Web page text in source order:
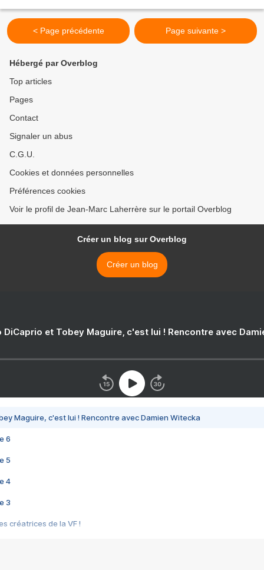
< Page précédente Page suivante >
Hébergé par Overblog
Top articles
Pages
Contact
Signaler un abus
C.G.U.
Cookies et données personnelles
Préférences cookies
Voir le profil de Jean-Marc Laherrère sur le portail Overblog
Créer un blog sur Overblog
Créer un blog
DiCaprio et Tobey Maguire, c'est lui ! Rencontre avec
Maguire, c'est lui ! Rencontre avec Damien Witecka
6
5
4
3
créatrices de la VF !